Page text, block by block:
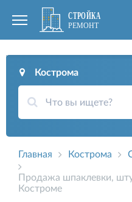
Кострома
Главная Кострома
Продажа шпаклевки,
Костроме